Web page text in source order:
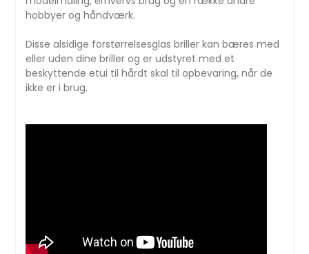
hobbyer og håndværk.
Disse alsidige forstørrelsesglas briller kan bæres med
eller uden dine briller og er udstyret med et
beskyttende etui til hårdt skal til opbevaring, når de
ikke er i brug.